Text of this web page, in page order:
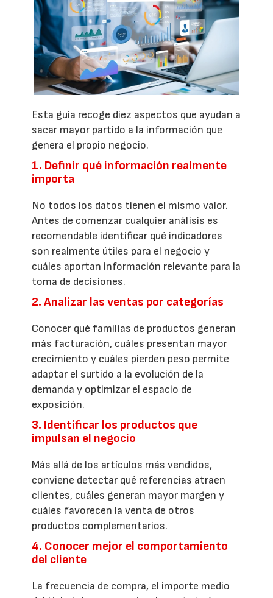
Esta guía recoge diez aspectos que ayudan a
sacar mayor partido a la información que
genera el propio negocio.
1. Definir qué información realmente
importa
No todos los datos tienen el mismo valor.
Antes de comenzar cualquier análisis es
recomendable identificar qué indicadores
son realmente útiles para el negocio y
cuáles aportan información relevante para la
toma de decisiones.
2. Analizar las ventas por categorías
Conocer qué familias de productos generan
más facturación, cuáles presentan mayor
crecimiento y cuáles pierden peso permite
adaptar el surtido a la evolución de la
demanda y optimizar el espacio de
exposición.
3. Identificar los productos que
impulsan el negocio
Más allá de los artículos más vendidos,
conviene detectar qué referencias atraen
clientes, cuáles generan mayor margen y
cuáles favorecen la venta de otros
productos complementarios.
4. Conocer mejor el comportamiento
del cliente
La frecuencia de compra, el importe medio